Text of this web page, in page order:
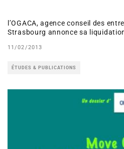
l’OGACA, agence conseil des
Strasbourg annonce sa
11/02/2013
ÉTUDES & PUBLICATIONS